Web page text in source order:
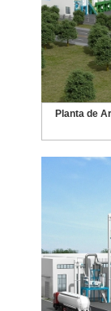
Planta de